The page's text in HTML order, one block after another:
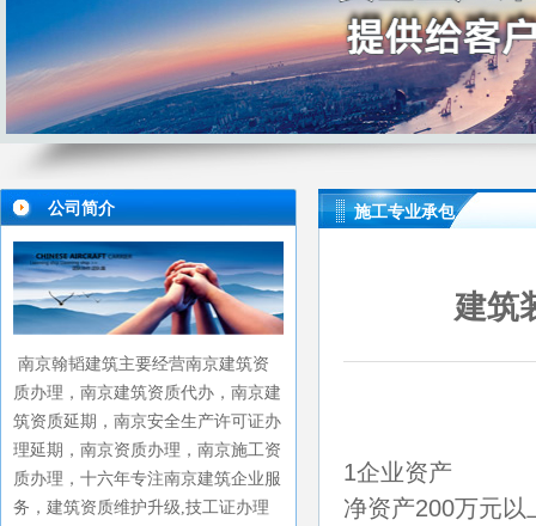
公司简介
南京翰韬建筑主要经营南京建筑资
质办理 ， 南京建筑资质代办 ， 南京建
筑资质延期 ， 南京安全生产许可证办
理延期 ， 南京资质办理 ， 南京施工资
质办理 ， 十六年专注南京建筑企业服
务 ，建筑资质维护升级,技工证办理
施工专业承包
建筑
1企业资产
净资产200万元以